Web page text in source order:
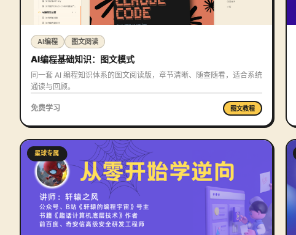
AI编程 图文阅读
AI编程基础知识：图文模式
同一套 AI 编程知识体系的图文阅读版，章节清晰、随查随看，适合系统
通读与回顾。
免费学习 图文教程
星球专属